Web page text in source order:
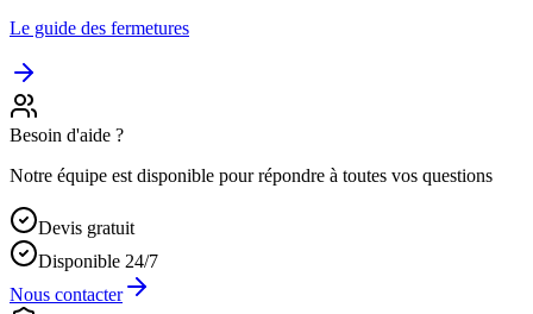
Le guide des fermetures
Besoin d'aide ?
Notre équipe est disponible pour répondre à toutes vos questions
Devis gratuit
Disponible 24/7
Nous contacter